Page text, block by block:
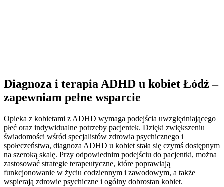
Diagnoza i terapia ADHD u kobiet Łódź –
zapewniam pełne wsparcie
Opieka z kobietami z ADHD wymaga podejścia uwzględniającego
płeć oraz indywidualne potrzeby pacjentek. Dzięki zwiększeniu
świadomości wśród specjalistów zdrowia psychicznego i
społeczeństwa, diagnoza ADHD u kobiet stała się czymś dostępnym
na szeroką skalę. Przy odpowiednim podejściu do pacjentki, można
zastosować strategie terapeutyczne, które poprawiają
funkcjonowanie w życiu codziennym i zawodowym, a także
wspierają zdrowie psychiczne i ogólny dobrostan kobiet.